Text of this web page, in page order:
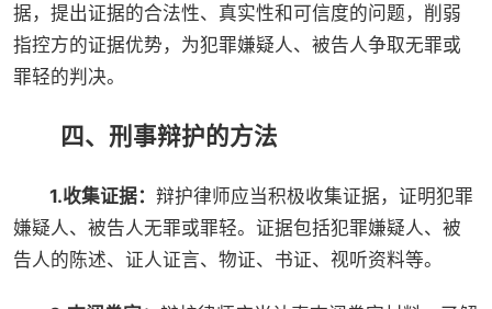
据，提出证据的合法性、真实性和可信度的问题，削弱
指控方的证据优势，为犯罪嫌疑人、被告人争取无罪或
罪轻的判决。
四、刑事辩护的方法
1.收集证据：辩护律师应当积极收集证据，证明犯罪
嫌疑人、被告人无罪或罪轻。证据包括犯罪嫌疑人、被
告人的陈述、证人证言、物证、书证、视听资料等。